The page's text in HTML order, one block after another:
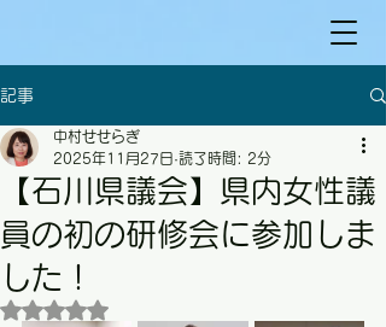
記事
【石川県議会】県内女性議
員の初の研修会に参加しま
した！
中村せせらぎ
2025年11月27日 読了時間: 2分
5つ星のうちNaNと評価されています。